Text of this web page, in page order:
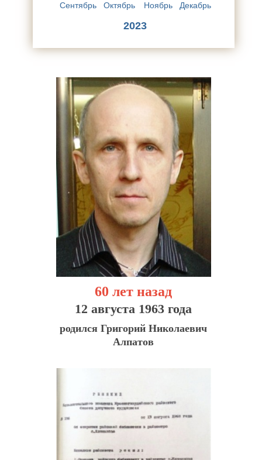
Сентябрь
Октябрь Ноябрь Декабрь
2023
60 лет назад
12 августа 1963 года
родился Григорий Николаевич
Алпатов